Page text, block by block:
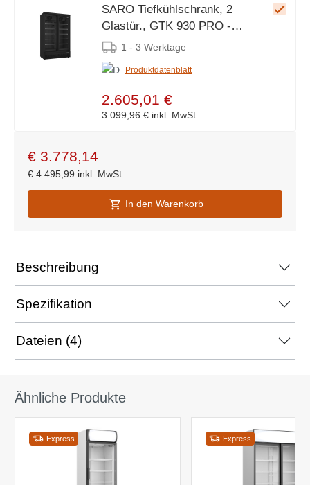
SARO Tiefkühlschrank, 2
Glastür., GTK 930 PRO -
schwarz
1 - 3 Werktage
Produktdatenblatt
2.605,01 €
3.099,96 € inkl. MwSt.
€ 3.778,14
€ 4.495,99 inkl. MwSt.
In den Warenkorb
Beschreibung
Spezifikation
Dateien (4)
Ähnliche Produkte
Express Express